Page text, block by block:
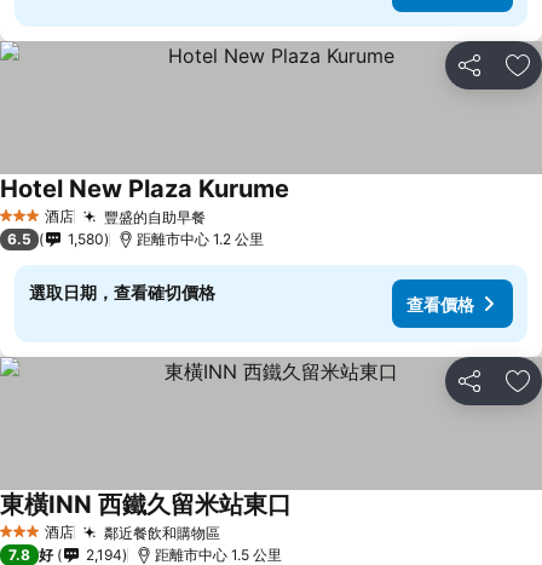
分享 放
3 星級 酒店 豐盛的自助早餐查看價格
Hotel New Plaza Kurume
6.5 1,580 距離市中心 1.2 公里
選取日期，查看確切價格
查看價格
分享 放
3 星級 酒店 鄰近餐飲和購物區查看價格
東橫INN 西鐵久留米站東口
7.8 好 2,194 距離市中心 1.5 公里